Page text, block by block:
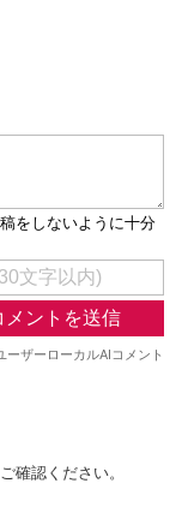
確認ください。